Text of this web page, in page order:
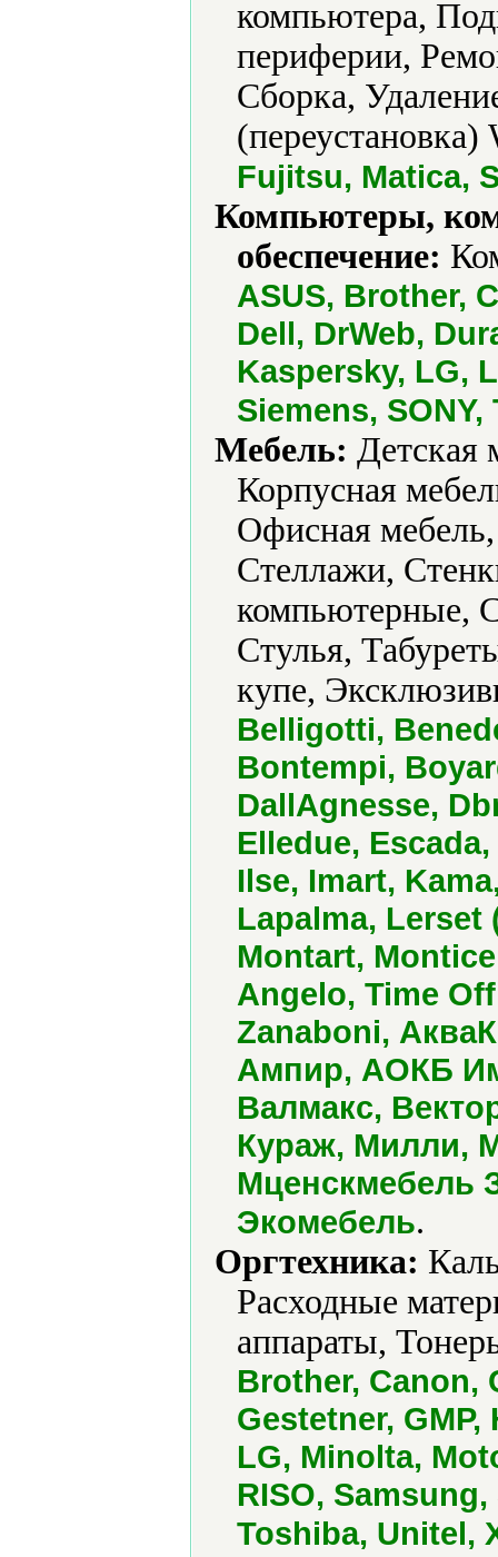
компьютера,
периферии,
Сборка,
Fujitsu, Matica,
Компьютеры,
обеспечение:
ASUS, Brother,
Dell, DrWeb,
Kaspersky, LG,
Siemens,
Мебель: Детская
Корпусная
Офисная
Стеллажи,
компьютерные,
Стулья,
купе,
Belligotti,
Bontempi,
DallAgnesse,
Elledue,
Ilse, Imart,
Lapalma, Lerset
Montart,
Angelo, Time
Zanaboni,
Ампир, АОКБ
Валмакс,
Кураж, Милли,
Мценскмебель
Экомебель.
Оргтехника:
Расходные
аппараты,
Brother, Canon,
Gestetner, GMP,
LG, Minolta,
RISO,
Toshiba, Unitel,